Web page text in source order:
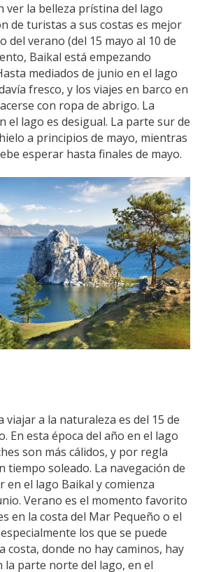
ver la belleza prístina del lago
de turistas a sus costas es mejor
del verano (del 15 mayo al 10 de
Baikal está empezando
mediados de junio en el lago
fresco, y los viajes en barco en
con ropa de abrigo. La
el lago es desigual. La parte sur de
a principios de mayo, mientras
esperar hasta finales de mayo.
viajar a la naturaleza es del 15 de
En esta época del año en el lago
son más cálidos, y por regla
tiempo soleado. La navegación de
en el lago Baikal y comienza
Verano es el momento favorito
en la costa del Mar Pequeño o el
los que se puede
costa, donde no hay caminos, hay
la parte norte del lago, en el